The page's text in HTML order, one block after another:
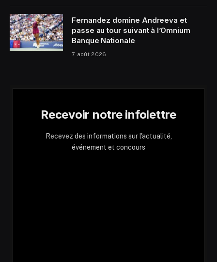
Fernandez domine Andreeva et
passe au tour suivant à l’Omnium
Banque Nationale
7 août 2026
Recevoir notre infolettre
Recevez des informations sur l'actualité,
événement et concours